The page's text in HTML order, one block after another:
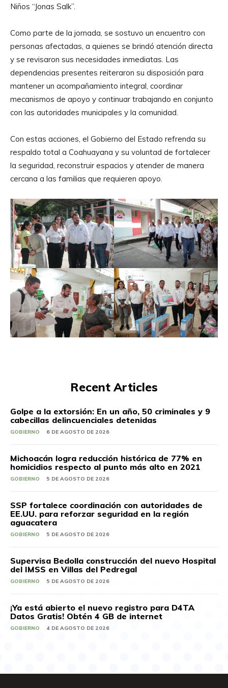
Niños “Jonas Salk”.
Como parte de la jornada, se sostuvo un encuentro con
personas afectadas, a quienes se brindó atención directa
y se revisaron sus necesidades inmediatas. Las
dependencias presentes reiteraron su disposición para
mantener un acompañamiento integral, coordinar
mecanismos de apoyo y continuar trabajando en conjunto
con las autoridades municipales y la comunidad.
Con estas acciones, el Gobierno del Estado refrenda su
respaldo total a Coahuayana y su voluntad de fortalecer
la seguridad, reconstruir espacios y atender de manera
cercana a las familias que requieren apoyo.
Recent Articles
Golpe a la extorsión: En un año, 50 criminales y 9
cabecillas delincuenciales detenidas
GOBIERNO 6 DE AGOSTO DE 2026
Michoacán logra reducción histórica de 77% en
homicidios respecto al punto más alto en 2021
GOBIERNO 5 DE AGOSTO DE 2026
SSP fortalece coordinación con autoridades de
EE.UU. para reforzar seguridad en la región
aguacatera
GOBIERNO 5 DE AGOSTO DE 2026
Supervisa Bedolla construcción del nuevo Hospital
del IMSS en Villas del Pedregal
GOBIERNO 5 DE AGOSTO DE 2026
¡Ya está abierto el nuevo registro para D4TA
Datos Gratis! Obtén 4 GB de internet
GOBIERNO 4 DE AGOSTO DE 2026